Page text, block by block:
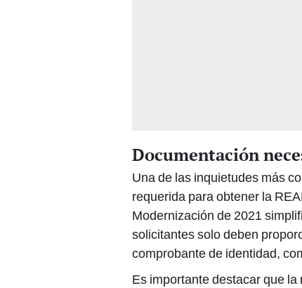
Documentación
Una de las inquietudes más
requerida para obtener la
Modernización de 2021
solicitantes solo deben
comprobante de identidad,
Es importante destacar que